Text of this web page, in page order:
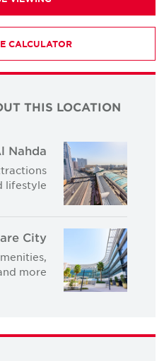
CALCULATOR
THIS LOCATION
Al Nahda
lifestyle.
City
more.